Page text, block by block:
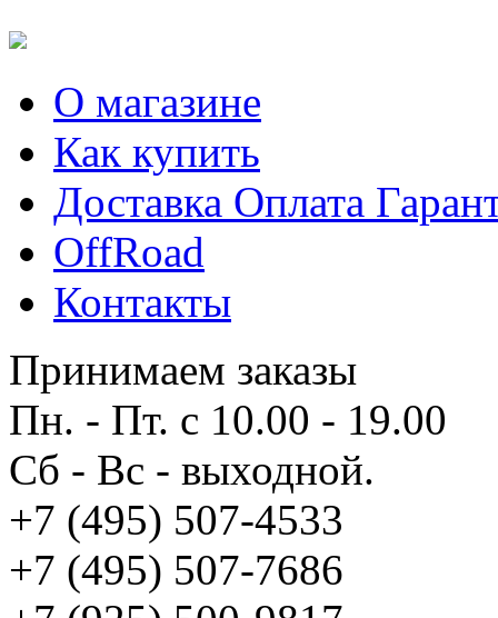
О магазине
Как купить
Доставка Оплата
OffRoad
Контакты
Принимаем заказы
Пн. - Пт. с 10.00 - 19.00
Сб - Вс - выходной.
+7 (495) 507-4533
+7 (495) 507-7686